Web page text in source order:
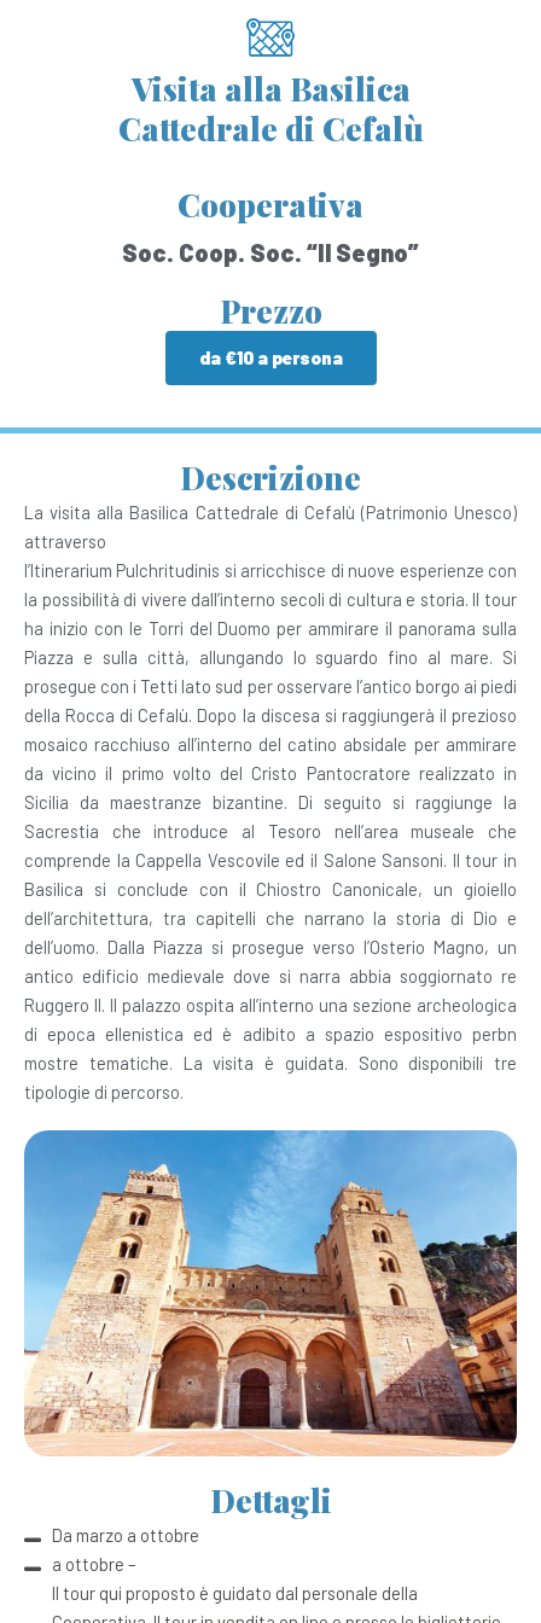
Visita alla Basilica
Cattedrale di Cefalù
Cooperativa
Soc. Coop. Soc. “Il Segno”
Prezzo
da €10 a persona
Descrizione
La visita alla Basilica Cattedrale di Cefalù (Patrimonio Unesco)
attraverso
l’Itinerarium Pulchritudinis si arricchisce di nuove esperienze con
la possibilità di vivere dall’interno secoli di cultura e storia. Il tour
ha inizio con le Torri del Duomo per ammirare il panorama sulla
Piazza e sulla città, allungando lo sguardo fino al mare. Si
prosegue con i Tetti lato sud per osservare l’antico borgo ai piedi
della Rocca di Cefalù. Dopo la discesa si raggiungerà il prezioso
mosaico racchiuso all’interno del catino absidale per ammirare
da vicino il primo volto del Cristo Pantocratore realizzato in
Sicilia da maestranze bizantine. Di seguito si raggiunge la
Sacrestia che introduce al Tesoro nell’area museale che
comprende la Cappella Vescovile ed il Salone Sansoni. Il tour in
Basilica si conclude con il Chiostro Canonicale, un gioiello
dell’architettura, tra capitelli che narrano la storia di Dio e
dell’uomo. Dalla Piazza si prosegue verso l’Osterio Magno, un
antico edificio medievale dove si narra abbia soggiornato re
Ruggero II. Il palazzo ospita all’interno una sezione archeologica
di epoca ellenistica ed è adibito a spazio espositivo perbn
mostre tematiche. La visita è guidata. Sono disponibili tre
tipologie di percorso.
Dettagli
Da marzo a ottobre
a ottobre –
Il tour qui proposto è guidato dal personale della